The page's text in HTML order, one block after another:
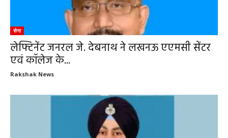
सेना
लेफ्टिनेंट जनरल जे. देबनाथ ने लखनऊ एएमसी सेंटर
एवं कॉलेज के...
Rakshak News